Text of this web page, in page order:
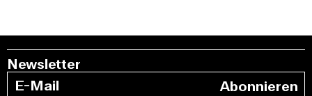
Newsletter
Abonnieren